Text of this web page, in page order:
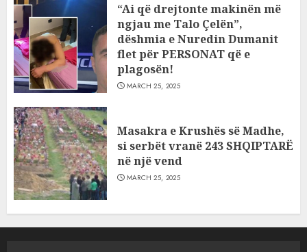
“Ai që drejtonte makinën më
ngjau me Talo Çelën”,
dëshmia e Nuredin Dumanit
flet për PERSONAT që e
plagosën!
MARCH 25, 2025
Masakra e Krushës së Madhe,
si serbët vranë 243 SHQIPTARË
në një vend
MARCH 25, 2025